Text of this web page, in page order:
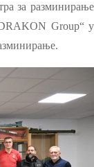
за разминирање
Group“ у
.